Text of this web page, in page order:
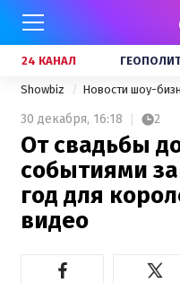
24 КАНАЛ
Showbiz Новости шоу-
30 декабря, 16:18 2
От свадьбы
событиями
год для
видео